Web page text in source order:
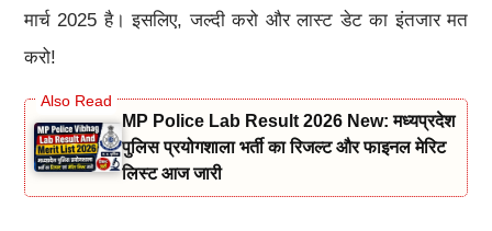
मार्च 2025 है। इसलिए, जल्दी करो और लास्ट डेट का इंतजार मत
करो!
MP Police Lab Result 2026 New: मध्यप्रदेश
पुलिस प्रयोगशाला भर्ती का रिजल्ट और फाइनल मेरिट
लिस्ट आज जारी